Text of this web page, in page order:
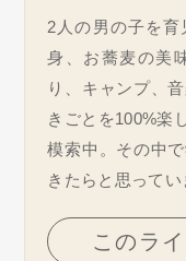
2人の男の子を育
身、お蕎麦の美
り、キャンプ、
きごとを100%楽
模索中。その中
きたらと思ってい
このラ